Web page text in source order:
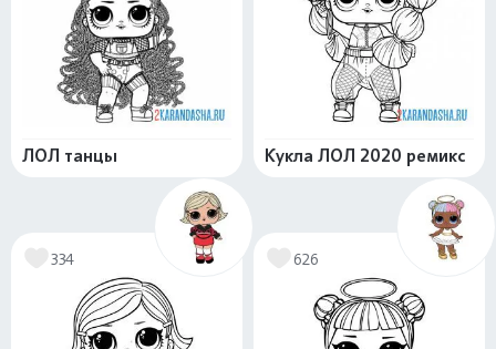
ЛОЛ танцы Кукла ЛОЛ 2020 ремикс
334 626